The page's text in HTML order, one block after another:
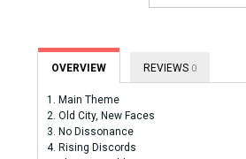
OVERVIEW REVIEWS 0
1. Main Theme
2. Old City, New Faces
3. No Dissonance
4. Rising Discords